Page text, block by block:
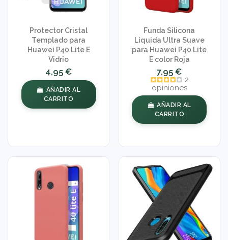
Protector Cristal
Templado para
Huawei P40 Lite E
Vidrio
4,95 €
AÑADIR AL
CARRITO
Funda Silicona
Líquida Ultra Suave
para Huawei P40 Lite
E color Roja
7,95 €
2
opiniones
AÑADIR AL
CARRITO